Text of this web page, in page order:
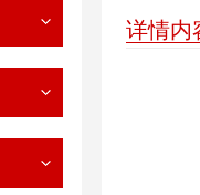
详情内